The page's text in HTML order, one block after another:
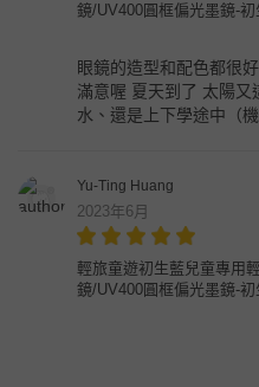
鏡/UV400圓框偏光墨鏡-初
眼鏡的造型和配色都很
滿意喔 夏天到了 太陽
水、還是上下學途中（
Yu-Ting Huang
2023年6月
輕旅童遊初生藍兒童專用
鏡/UV400圓框偏光墨鏡-初